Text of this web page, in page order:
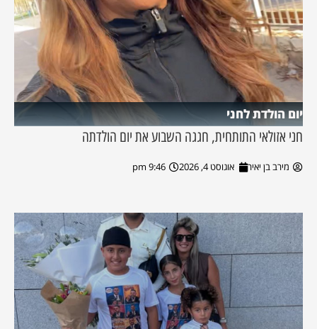
יום הולדת לחני
חני אזולאי התותחית, חגגה השבוע את יום הולדתה
מירב בן יאיר אוגוסט 4, 2026 9:46 pm